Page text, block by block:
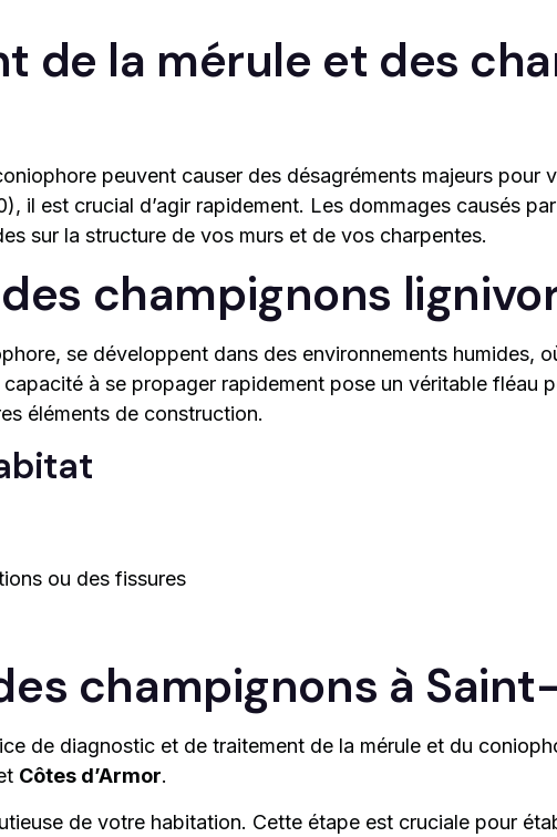
de la mérule et des
peuvent causer des désagréments majeurs pour
il est crucial d’agir rapidement. Les dommages causés
sur la structure de vos murs et de vos charpentes.
champignons
se développent dans des environnements humides,
capacité à se propager rapidement pose un véritable fléau
éléments de construction.
ou des fissures
champignons à
de diagnostic et de traitement de la mérule et du
Côtes d’Armor.
de votre habitation. Cette étape est cruciale pour